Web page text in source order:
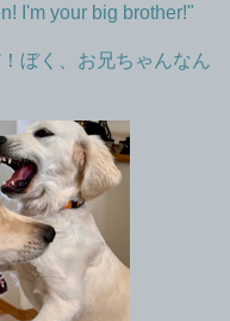
I'm your big brother!"
ぼく、お兄ちゃんなん